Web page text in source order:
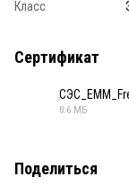
Класс
Сертификат
0.6 МБ
Поделиться